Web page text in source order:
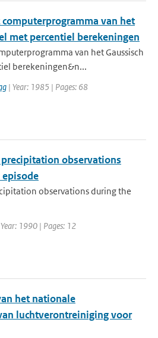
van het
met percentiel berekeningen
van het Gaussisch
berekeningen&n...
| Year: 1985 | Pages: 68
observations
observations during the
1990 | Pages: 12
het nationale
luchtverontreiniging voor